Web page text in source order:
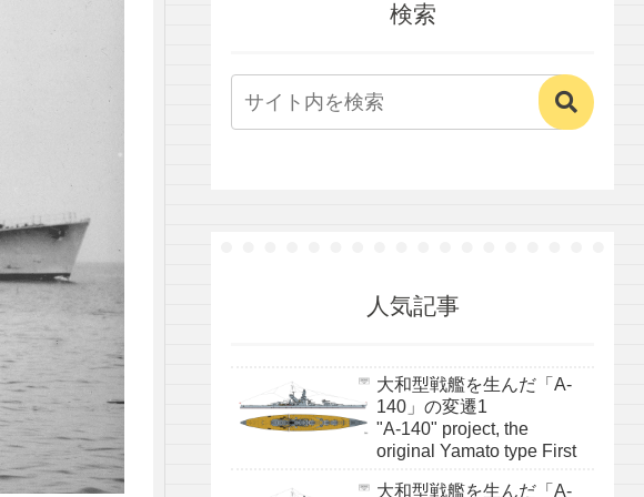
検索
人気記事
大和型戦艦を生んだ「A-
140」の変遷1
"A-140" project, the
original Yamato type First
大和型戦艦を生んだ「A-